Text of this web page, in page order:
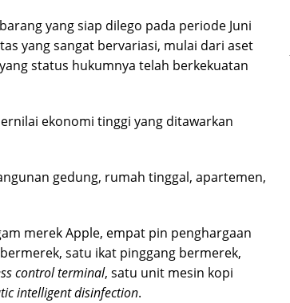
yang siap dilego pada periode Juni
yang sangat bervariasi, mulai dari aset
status hukumnya telah berkekuatan
ekonomi tinggi yang ditawarkan
gedung, rumah tinggal, apartemen,
merek Apple, empat pin penghargaan
satu ikat pinggang bermerek,
control terminal, satu unit mesin kopi
intelligent disinfection.